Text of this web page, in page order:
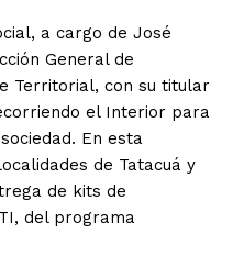
a cargo de José
General de
Territorial, con su titular
el Interior para
En esta
de Tatacuá y
de kits de
del programa